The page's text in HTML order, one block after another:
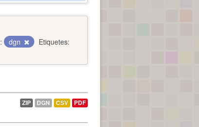
dgn
Etiquetes:
ZIP DGN CSV PDF